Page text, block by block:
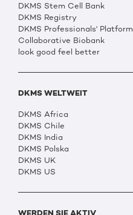
DKMS Stem Cell Bank
DKMS Registry
DKMS Professionals' Platform
Collaborative Biobank
look good feel better
DKMS WELTWEIT
DKMS Africa
DKMS Chile
DKMS India
DKMS Polska
DKMS UK
DKMS US
WERDEN SIE AKTIV